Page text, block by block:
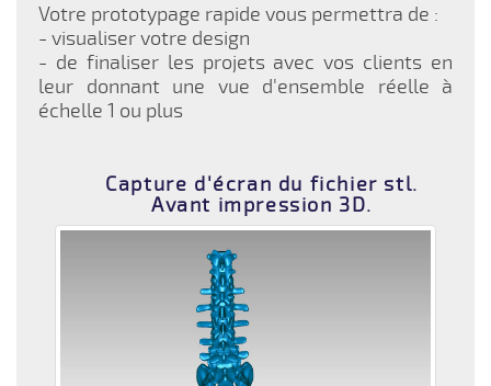
Votre prototypage rapide vous permettra de :
- visualiser votre design
- de finaliser les projets avec vos clients en
leur donnant une vue d'ensemble réelle à
échelle 1 ou plus
Capture d'écran du fichier stl.
Avant impression 3D.